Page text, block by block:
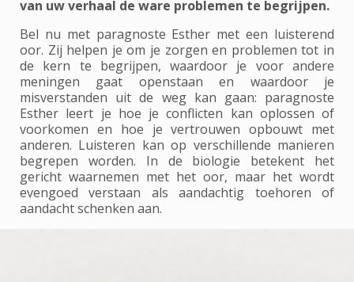
van uw verhaal de ware problemen te begrijpen.
Bel nu met paragnoste Esther met een luisterend
oor. Zij helpen je om je zorgen en problemen tot in
de kern te begrijpen, waardoor je voor andere
meningen gaat openstaan en waardoor je
misverstanden uit de weg kan gaan: paragnoste
Esther leert je hoe je conflicten kan oplossen of
voorkomen en hoe je vertrouwen opbouwt met
anderen. Luisteren kan op verschillende manieren
begrepen worden. In de biologie betekent het
gericht waarnemen met het oor, maar het wordt
evengoed verstaan als aandachtig toehoren of
aandacht schenken aan.